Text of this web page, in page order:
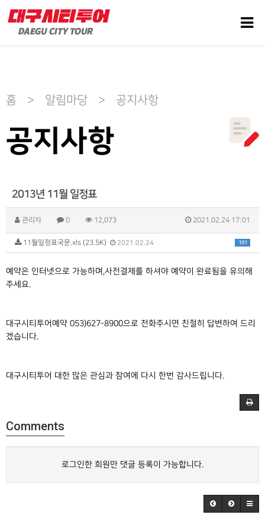
홈 > 알림마당 > 공지사항
공지사항
2013년 11월 일정표
관리자 0 12,073 2021.02.24 17:01
101
11월일정표국문.xls (23.5K) 2021.02.24
예약은 인터넷으로 가능하며,사전결제를 하셔야 예약이 완료됨을 유의해
주세요.
대구시티투어예약 053)627-8900으로 전화주시면 친절히 답변하여 드리
겠습니다.
대구시티투어 대한 많은 관심과 참여에 다시 한번 감사드립니다.
Comments
로그인한 회원만 댓글 등록이 가능합니다.